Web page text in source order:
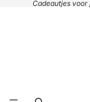
Cadeautjes